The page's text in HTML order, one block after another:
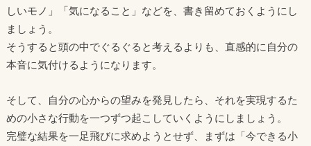
しいモノ」「気になること」などを、書き留めておくようにし
ましょう。
そうすると頭の中でぐるぐると考えるよりも、直感的に自分の
本音に気付けるようになります。
そして、自分の心からの望みを発見したら、それを実現するた
めの小さな行動を一つずつ起こしていくようにしましょう。
完璧な結果を一足飛びに求めようとせず、まずは「今できる小